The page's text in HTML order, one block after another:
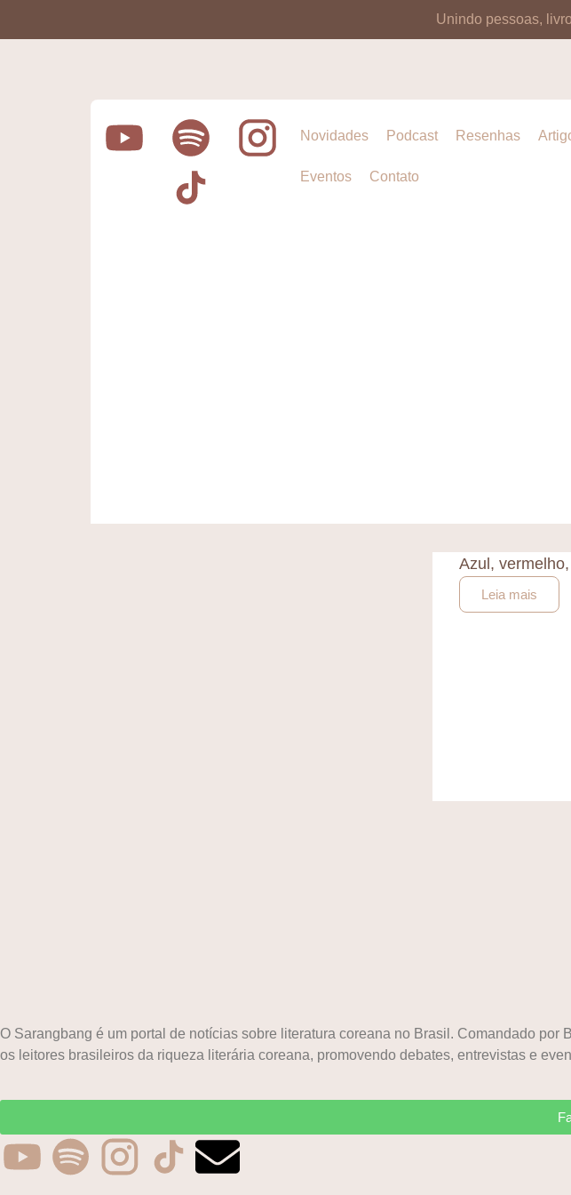
Unindo pessoas,
Novidades Podcast Resenhas
Eventos Contato
Azul,
Leia mais
O Sarangbang é um portal de notícias sobre literatura coreana no Brasil. Comandado
os leitores brasileiros da riqueza literária coreana, promovendo debates, entrevistas e